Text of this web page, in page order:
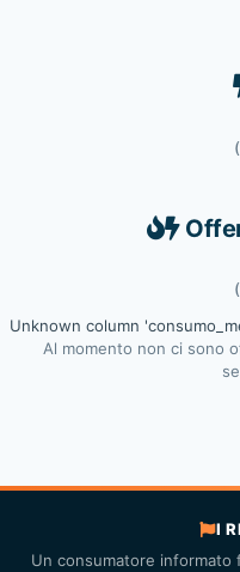
Unknown column
Al momento non ci sono
I
Un consumatore informato